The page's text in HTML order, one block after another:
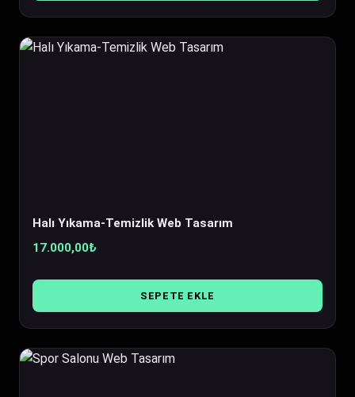
Halı Yıkama-Temizlik Web Tasarım
17.000,00₺
SEPETE EKLE